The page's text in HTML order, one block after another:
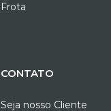
Frota
CONTATO
Seja nosso Cliente